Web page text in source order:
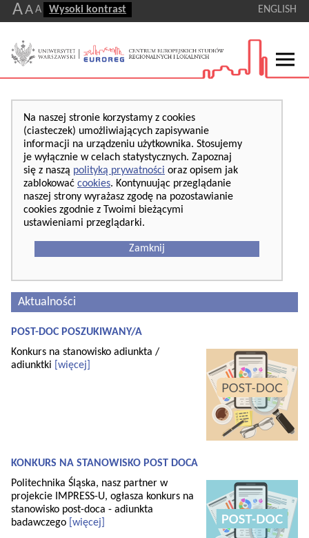
AA A Wysoki kontrast ENGLISH
Na naszej stronie korzystamy z cookies
(ciasteczek) umożliwiających zapisywanie
informacji na urządzeniu użytkownika. Stosujemy
je wyłącznie w celach statystycznych. Zapoznaj
się z naszą polityką prywatności oraz opisem jak
zablokować cookies. Kontynuując przeglądanie
naszej strony wyrażasz zgodę na pozostawianie
cookies zgodnie z Twoimi bieżącymi
ustawieniami przeglądarki.
Zamknij
Aktualności
POST-DOC POSZUKIWANY/A
Konkurs na stanowisko adiunkta /
adiunktki
[więcej]
KONKURS NA STANOWISKO POST DOCA
Politechnika Śląska, nasz partner w
projekcie IMPRESS-U, ogłasza konkurs na
stanowisko post-doca - adiunkta
badawczego [więcej]